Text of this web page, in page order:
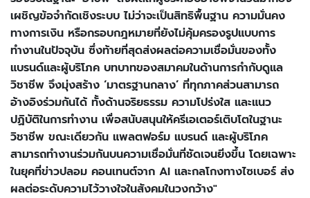
เผชิญข้อจำกัดเชิงระบบ ไม่ว่าจะเป็นสิทธิพื้นฐาน ความมั่นคง
ทางการเงิน หรือกรอบกฎหมายที่ยังไม่คุ้มครองรูปแบบการ
ทำงานในปัจจุบัน ซึ่งท้ายที่สุดส่งผลต่อความเชื่อมั่นของทั้ง
แบรนด์และผู้บริโภค บทบาทของสมาคมในด้านการกำกับดูแล
วิชาชีพ จึงมุ่งสร้าง ‘มาตรฐานกลาง’ ที่ทุกภาคส่วนสามารถ
อ้างอิงร่วมกันได้ ทั้งด้านจริยธรรม ความโปร่งใส และแนว
ปฏิบัติในการทำงาน เพื่อสนับสนุนให้ครีเอเตอร์เติบโตในฐานะ
วิชาชีพ ขณะเดียวกัน แพลตฟอร์ม แบรนด์ และผู้บริโภค
สามารถทำงานร่วมกันบนความเชื่อมั่นที่ชัดเจนยิ่งขึ้น โดยเฉพาะ
ในยุคที่ข่าวปลอม คอนเทนต์จาก AI และกลโกงทางไซเบอร์ ส่ง
ผลต่อระดับความไว้วางใจในสังคมในวงกว้าง"